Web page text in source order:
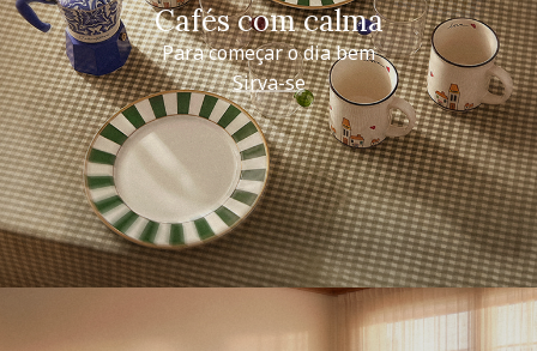
Cafés com calma
Para começar o dia bem
Sirva-se